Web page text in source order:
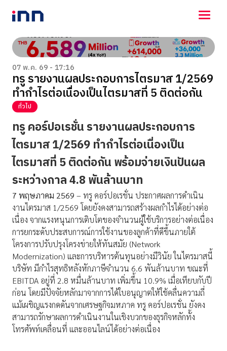
NEWS
ENTERTAINMENT
LIFESTYLE
HOROSCOPE
LOTTERY
VIDEO
ร่วมด้วยช่วยกัน
07 พ.ค. 69 - 17:16
ทรู รายงานผลประกอบการไตรมาส 1/2569
ทำกำไรต่อเนื่องเป็นไตรมาสที่ 5 ติดต่อกัน
ทั่วไป
ทรู คอร์ปอเรชั่น รายงานผลประกอบการ
ไตรมาส1/2569ทำกำไรต่อเนื่องเป็น
ไตรมาสที่5ติดต่อกัน พร้อมจ่ายเงินปันผล
ระหว่างกาล4.8พันล้านบาท
7 พฤษภาคม 2569 – ทรู คอร์ปอเรชั่น ประกาศผลการดำเนิน
งานไตรมาส 1/2569 โดยยังคงสามารถสร้างผลกำไรได้อย่างต่อ
เนื่อง จากแรงหนุนการเติบโตของจำนวนผู้ใช้บริการอย่างต่อเนื่อง
การยกระดับประสบการณ์การใช้งานของลูกค้าที่ดีขึ้นภายใต้
โครงการปรับปรุงโครงข่ายให้ทันสมัย (Network
Modernization) และการบริหารต้นทุนอย่างมีวินัย ในไตรมาสนี้
บริษัท มีกำไรสุทธิหลังหักภาษีจำนวน 6.6 พันล้านบาท ขณะที่
EBITDA อยู่ที่ 2.8 หมื่นล้านบาท เพิ่มขึ้น 10.9% เมื่อเทียบกับปี
ก่อน โดยมีปัจจัยหลักมาจากการได้ใบอนุญาตให้ใช้คลื่นความถี่
แม้เผชิญแรงกดดันจากเศรษฐกิจมหภาค ทรู คอร์ปอเรชั่น ยังคง
สามารถรักษาผลการดำเนินงานในเชิงบวกของธุรกิจหลักทั้ง
โทรศัพท์เคลื่อนที่ และออนไลน์ได้อย่างต่อเนื่อง